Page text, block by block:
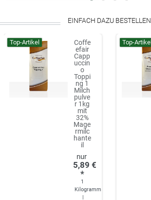
EINFACH DAZU BESTELLEN
Top-Artikel
Coffe
efair
Capp
uccin
o
Toppi
ng 1
Milch
pulve
r 1kg
mit
32%
Mage
rmilc
hante
il
5,89 €
*
1
Kilogramm
Top-Artikel